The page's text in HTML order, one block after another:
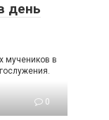
день
мучеников в
0